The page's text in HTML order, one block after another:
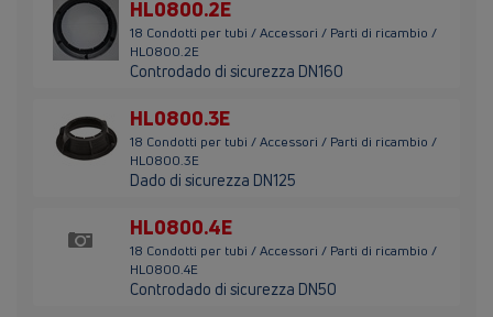
HL0800.2E
18 Condotti per tubi / Accessori / Parti di ricambio /
HL0800.2E
Controdado di sicurezza DN160
HL0800.3E
18 Condotti per tubi / Accessori / Parti di ricambio /
HL0800.3E
Dado di sicurezza DN125
HL0800.4E
18 Condotti per tubi / Accessori / Parti di ricambio /
HL0800.4E
Controdado di sicurezza DN50